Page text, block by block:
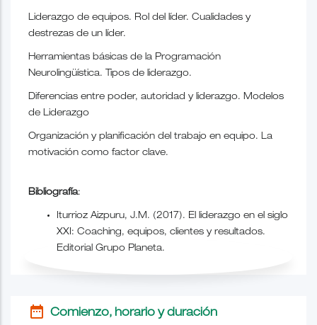
Liderazgo de equipos. Rol del líder. Cualidades y
destrezas de un líder.
Herramientas básicas de la Programación
Neurolingüística. Tipos de liderazgo.
Diferencias entre poder, autoridad y liderazgo. Modelos
de Liderazgo
Organización y planificación del trabajo en equipo. La
motivación como factor clave.
Bibliografía:
Iturrioz Aizpuru, J.M. (2017). El liderazgo en el siglo
XXI: Coaching, equipos, clientes y resultados.
Editorial Grupo Planeta.
date_range Comienzo, horario y duración